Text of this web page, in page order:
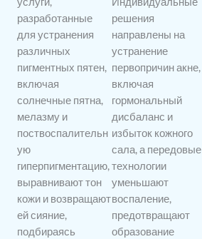
разработанные
для устранения
различных
пигментных пятен,
включая
солнечные пятна,
мелазму и
поствоспалительн
ую
гиперпигментацию,
выравнивают тон
кожи и возвращают
ей сияние,
подбираясь
решения
направлены на
устранение
первопричин акне,
включая
гормональный
дисбаланс и
избыток кожного
сала, а передовые
технологии
уменьшают
воспаление,
предотвращают
образование